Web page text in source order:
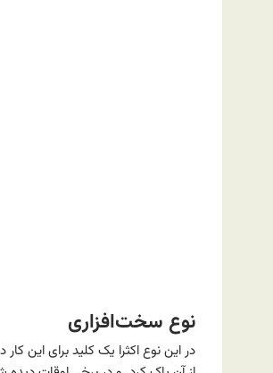
نوع سخت‌افزاری
در این نوع اکثرا یک کلید برای این